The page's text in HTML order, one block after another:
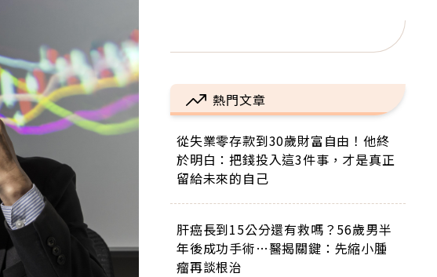
熱門文章
從失業零存款到30歲財富自由！他終
於明白：把錢投入這3件事，才是真正
留給未來的自己
肝癌長到15公分還有救嗎？56歲男半
年後成功手術…醫揭關鍵：先縮小腫
瘤再談根治